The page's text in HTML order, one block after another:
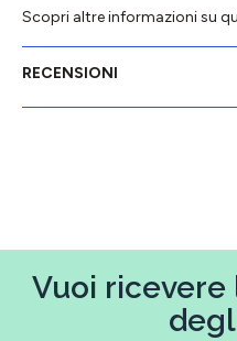
Scopri altre informazioni su
RECENSIONI
Vuoi